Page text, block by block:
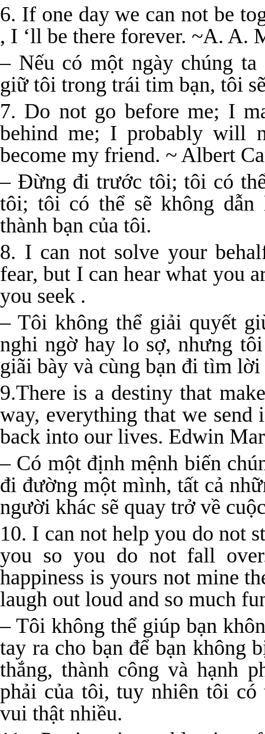
6. If one day we can not be
, I ‘ll be there forever. ~A. A.
– Nếu có một ngày chúng
giữ tôi trong trái tim bạn, tôi
7. Do not go before me; I
behind me; I probably will
become my friend. ~ Albert
– Đừng đi trước tôi; tôi có
tôi; tôi có thể sẽ không
thành bạn của tôi.
8. I can not solve your
fear, but I can hear what you
you seek .
– Tôi không thể giải quyết
nghi ngờ hay lo sợ, nhưng
giãi bày và cùng bạn đi tìm
9.There is a destiny that
way, everything that we send
back into our lives. Edwin
– Có một định mệnh biến
đi đường một mình, tất cả
người khác sẽ quay trở về
10. I can not help you do not
you so you do not fall
happiness is yours not mine
laugh out loud and so much
– Tôi không thể giúp bạn
tay ra cho bạn để bạn không
thắng, thành công và hạnh
phải của tôi, tuy nhiên tôi
vui thật nhiều.